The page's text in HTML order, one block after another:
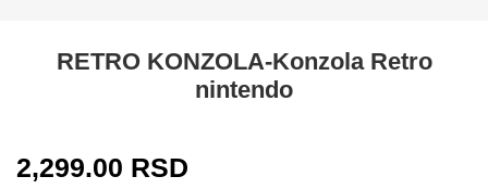
RETRO KONZOLA-Konzola Retro
nintendo
2,299.00 RSD